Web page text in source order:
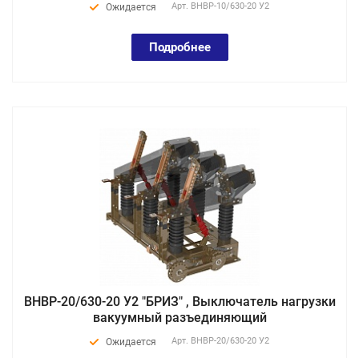
Ожидается Арт. ВНВР-10/630-20 У2
Подробнее
ВНВР-20/630-20 У2 "БРИЗ" , Выключатель нагрузки
вакуумный разъединяющий
Ожидается Арт. ВНВР-20/630-20 У2